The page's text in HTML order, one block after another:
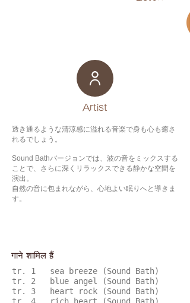
​Artist
透き通るような清涼感に溢れる音楽で身も心も癒さ
れるでしょう。
Sound Bathバージョンでは、波の音をミックスする
ことで、さらに深くリラックスできる静かな空間を
演出。
自然の音に包まれながら、心地よい眠りへと導きま
す。
गाने शामिल हैं
tr. 1 sea breeze (Sound Bath)
tr. 2 blue angel (Sound Bath)
tr. 3 heart rock (Sound Bath)